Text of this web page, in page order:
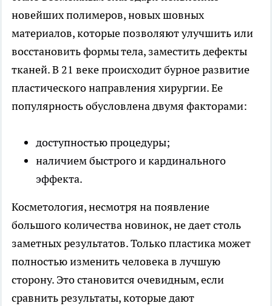
новейших полимеров, новых шовных
материалов, которые позволяют улучшить или
восстановить формы тела, заместить дефекты
тканей. В 21 веке происходит бурное развитие
пластического направления хирургии. Ее
популярность обусловлена двумя факторами:
доступностью процедуры;
наличием быстрого и кардинального
эффекта.
Косметология, несмотря на появление
большого количества новинок, не дает столь
заметных результатов. Только пластика может
полностью изменить человека в лучшую
сторону. Это становится очевидным, если
сравнить результаты, которые дают